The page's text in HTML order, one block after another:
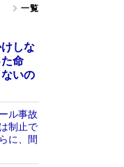
一覧
しな
た命
いの
ル事故
制止で
に、間